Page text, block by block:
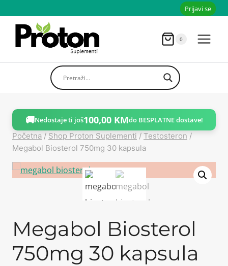
sadržaja
Prijavi se
0
🚚Nedostaje ti još100,00 KMdo BESPLATNE dostave!
Početna / Shop Proton Suplementi / Testosteron /
Megabol Biosterol 750mg 30 kapsula
Megabol Biosterol
750mg 30 kapsula